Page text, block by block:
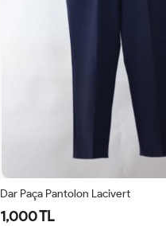
Dar Paça Pantolon Lacivert
1,000 TL